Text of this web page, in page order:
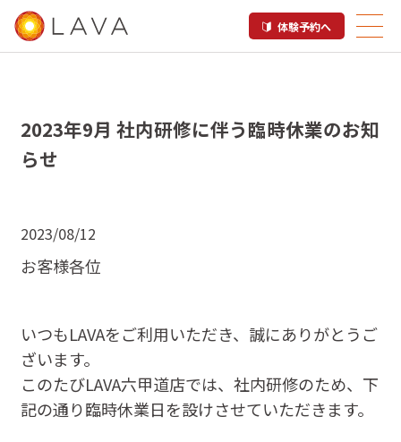
体験予約へ
2023年9月 社内研修に伴う臨時休業のお知
らせ
2023/08/12
お客様各位
いつもLAVAをご利用いただき、誠にありがとうご
ざいます。
このたびLAVA六甲道店では、社内研修のため、下
記の通り臨時休業日を設けさせていただきます。